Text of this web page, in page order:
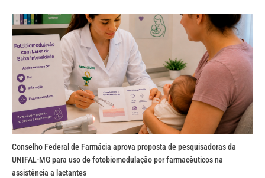
Conselho Federal de Farmácia aprova proposta de pesquisadoras da
UNIFAL-MG para uso de fotobiomodulação por farmacêuticos na
assistência a lactantes